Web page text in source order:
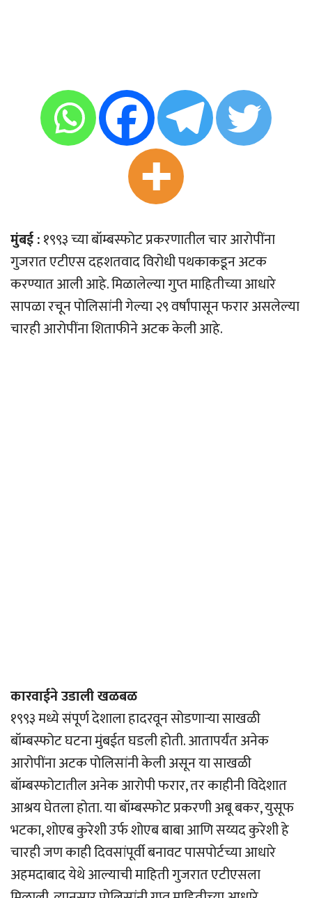
मुंबई :१९९३ च्या बॉम्बस्फोट प्रकरणातील चार आरोपींना
गुजरात एटीएस दहशतवाद विरोधी पथकाकडून अटक
करण्यात आली आहे. मिळालेल्या गुप्त माहितीच्या आधारे
सापळा रचून पोलिसांनी गेल्या २९ वर्षांपासून फरार असलेल्या
चारही आरोपींना शिताफीने अटक केली आहे.
कारवाईने उडाली खळबळ
१९९३ मध्ये संपूर्ण देशाला हादरवून सोडणाऱ्या साखळी
बॉम्बस्फोट घटना मुंबईत घडली होती. आतापर्यंत अनेक
आरोपींना अटक पोलिसांनी केली असून या साखळी
बॉम्बस्फोटातील अनेक आरोपी फरार, तर काहीनी विदेशात
आश्रय घेतला होता. या बॉम्बस्फोट प्रकरणी अबू बकर, युसूफ
भटका, शोएब कुरेशी उर्फ ​​शोएब बाबा आणि सय्यद कुरेशी हे
चारही जण काही दिवसांपूर्वी बनावट पासपोर्टच्या आधारे
अहमदाबाद येथे आल्याची माहिती गुजरात एटीएसला